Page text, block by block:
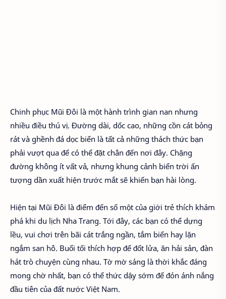
Chinh phục Mũi Đôi là một hành trình gian nan nhưng
nhiều điều thú vị. Đường dài, dốc cao, những cồn cát bỏng
rát và ghềnh đá dọc biển là tất cả những thách thức bạn
phải vượt qua để có thể đặt chân đến nơi đây. Chặng
đường không ít vất vả, nhưng khung cảnh biển trời ấn
tượng dần xuất hiện trước mắt sẽ khiến bạn hài lòng.
Hiện tại Mũi Đôi là điểm đến số một của giới trẻ thích khám
phá khi du lịch Nha Trang. Tới đây, các bạn có thể dựng
lều, vui chơi trên bãi cát trắng ngần, tắm biển hay lặn
ngắm san hô. Buổi tối thích hợp để đốt lửa, ăn hải sản, đàn
hát trò chuyện cùng nhau. Tờ mờ sáng là thời khắc đáng
mong chờ nhất, bạn có thể thức dậy sớm để đón ánh nắng
đầu tiên của đất nước Việt Nam.